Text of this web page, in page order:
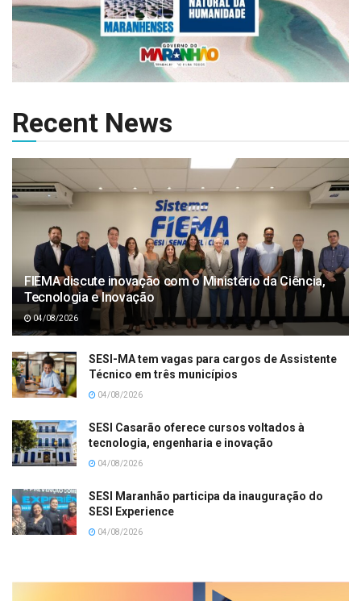
Recent News
FIEMA discute inovação com o Ministério da Ciência,
Tecnologia e Inovação
04/08/2026
SESI-MA tem vagas para cargos de Assistente
Técnico em três municípios
04/08/2026
SESI Casarão oferece cursos voltados à
tecnologia, engenharia e inovação
04/08/2026
SESI Maranhão participa da inauguração do
SESI Experience
04/08/2026